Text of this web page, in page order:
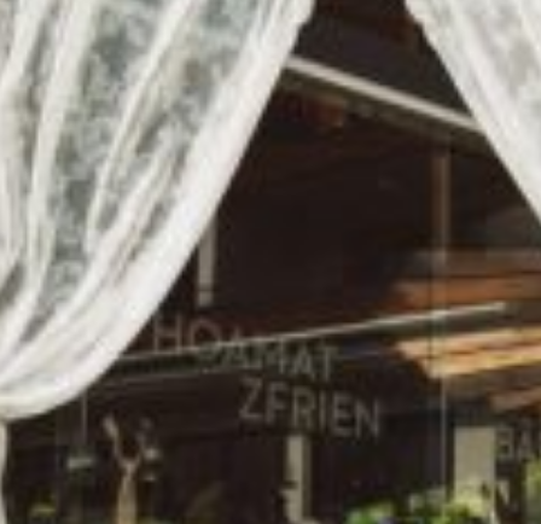
Kindersegnung Beerdigung Über mich Kontakt